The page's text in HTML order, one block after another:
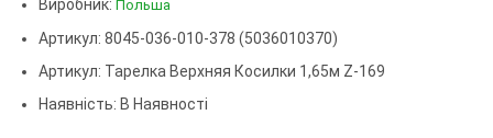
Виробник: Польша
Артикул: 8045-036-010-378 (5036010370)
Артикул: Тарелка Верхняя Косилки 1,65м Z-169
Наявність: В Наявності